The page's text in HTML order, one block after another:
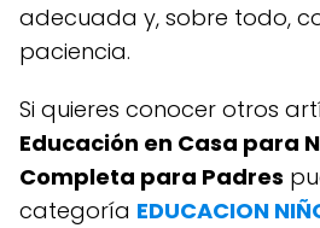
adecuada y, sobre todo,
paciencia.
Si quieres conocer otros
Educación en Casa para
Completa para Padres
categoría EDUCACION